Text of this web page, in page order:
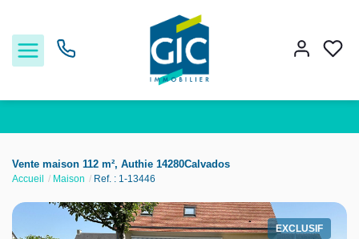
Acheter
Louer
Vente maison 112 m², Authie 14280Calvados
Accueil Maison Ref. : 1-13446
EXCLUSIF